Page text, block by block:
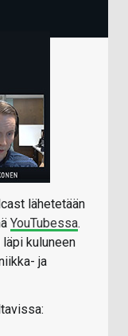
lähetetään
YouTubessa.
kuluneen
ja